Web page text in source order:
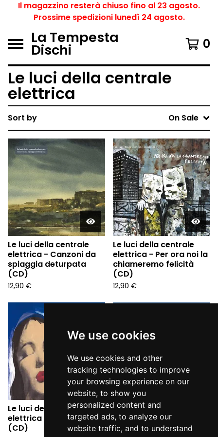
We use cookies
We use cookies and other
tracking technologies to improve
your browsing experience on our
website, to show you
personalized content and
targeted ads, to analyze our
website traffic, and to understand
Il magazzino resterà chiuso fino al 23 agosto.
Prossime spedizioni lunedì 24 agosto.
La Tempesta
Dischi 0
Le luci della centrale
elettrica
Sort by On Sale
Le luci della centrale
elettrica - Canzoni da
spiaggia deturpata
(CD)
12,90 €
Le luci della centrale
elettrica - Per ora noi la
chiameremo felicità
(CD)
12,90 €
Le luci della centrale
elettrica - Costellazioni
(CD)
Le luci della centrale
elettrica - Terra (CD)
12,90€